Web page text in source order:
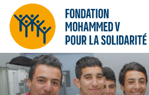
Aller
au
contenu